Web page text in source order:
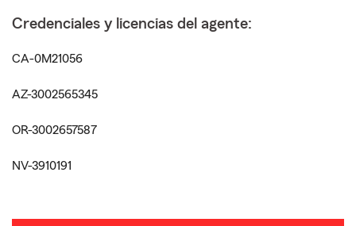
Credenciales y licencias del agente:
CA-0M21056
AZ-3002565345
OR-3002657587
NV-3910191